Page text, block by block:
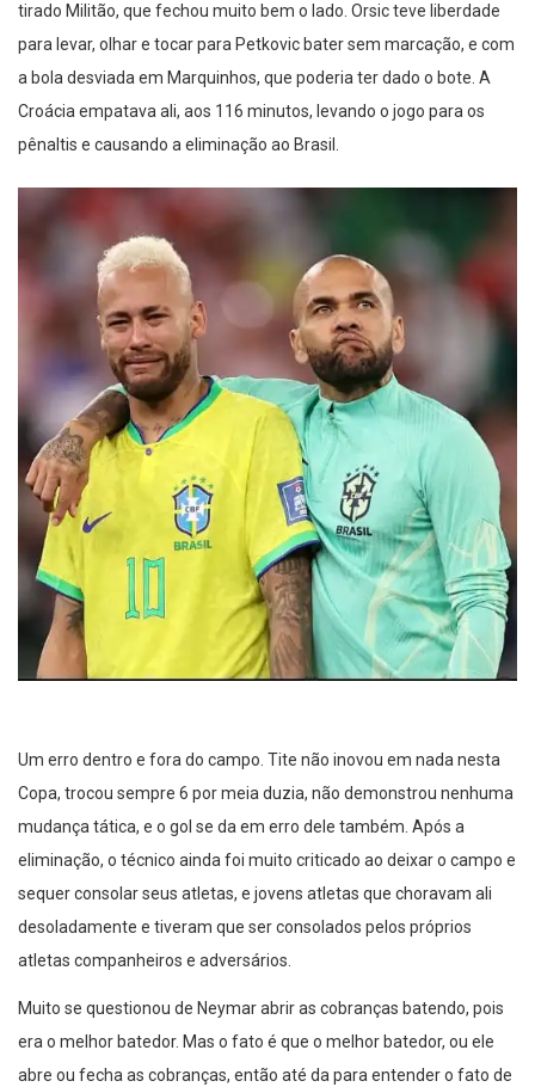
tirado Militão, que fechou muito bem o lado. Orsic teve liberdade
para levar, olhar e tocar para Petkovic bater sem marcação, e com
a bola desviada em Marquinhos, que poderia ter dado o bote. A
Croácia empatava ali, aos 116 minutos, levando o jogo para os
pênaltis e causando a eliminação ao Brasil.
Um erro dentro e fora do campo. Tite não inovou em nada nesta
Copa, trocou sempre 6 por meia duzia, não demonstrou nenhuma
mudança tática, e o gol se da em erro dele também. Após a
eliminação, o técnico ainda foi muito criticado ao deixar o campo e
sequer consolar seus atletas, e jovens atletas que choravam ali
desoladamente e tiveram que ser consolados pelos próprios
atletas companheiros e adversários.
Muito se questionou de Neymar abrir as cobranças batendo, pois
era o melhor batedor. Mas o fato é que o melhor batedor, ou ele
abre ou fecha as cobranças, então até da para entender o fato de